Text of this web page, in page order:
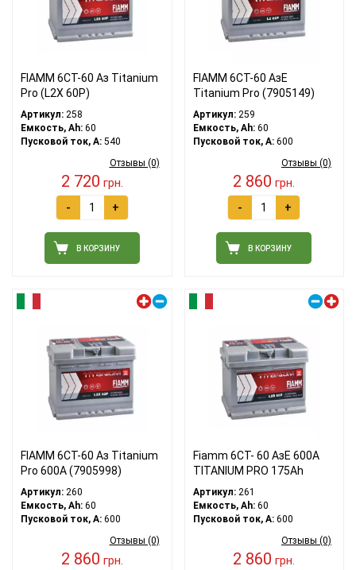
FIAMM 6СТ-60 Аз Titanium
Pro (L2X 60P)
Артикул: 258
Емкость, Ah: 60
Пусковой ток, A: 540
Отзывы (0)
2 720 грн.
- +
В КОРЗИНУ
FIAMM 6СТ-60 АзЕ
Titanium Pro (7905149)
Артикул:259
Емкость, Ah:60
Пусковой ток, A:600
Отзывы (0)
2 860 грн.
- +
В КОРЗИНУ
FIAMM 6СТ-60 Аз Titanium
Pro 600А (7905998)
Артикул: 260
Емкость, Ah: 60
Пусковой ток, A: 600
Отзывы (0)
2 860 грн.
Fiamm 6СТ- 60 АзЕ 600А
TITANIUM PRO 175Ah
Артикул:261
Емкость, Ah:60
Пусковой ток, A:600
Отзывы (0)
2 860 грн.